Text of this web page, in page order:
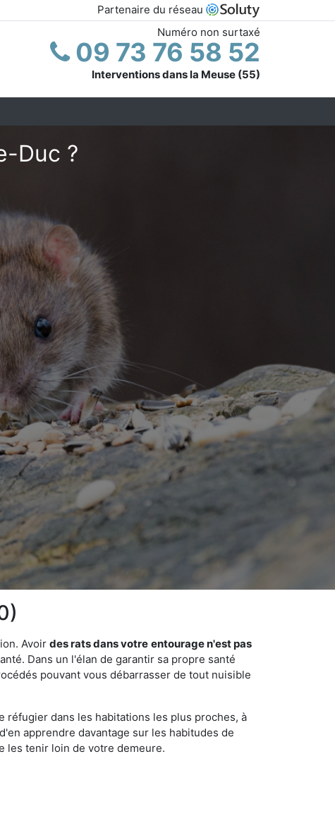
Partenaire du réseau
Numéro non surtaxé
09 73 76 58 52
Interventions dans la Meuse (55)
Duc ?
Avoir des rats dans votre entourage n'est pas
Dans un l'élan de garantir sa propre santé
pouvant vous débarrasser de tout nuisible
réfugier dans les habitations les plus proches, à
apprendre davantage sur les habitudes de
les tenir loin de votre demeure.